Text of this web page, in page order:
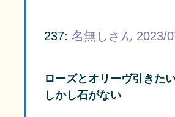
237: 名無しさん 2023/
ローズとオリーヴ引きた
しかし石がない